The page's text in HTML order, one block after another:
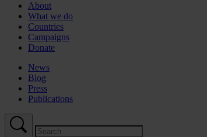
About
What we do
Countries
Campaigns
Donate
News
Blog
Press
Publications